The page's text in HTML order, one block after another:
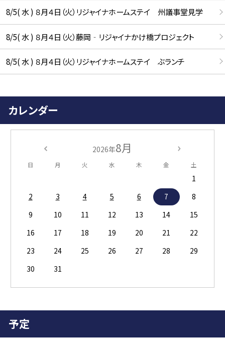
8/5( 水 ) ８月４日（火）リジャイナホームステイ 州議事堂見学
8/5( 水 ) ８月４日（火）藤岡‐リジャイナかけ橋プロジェクト
8/5( 水 ) ８月４日（火）リジャイナホームステイ ぶランチ
カレンダー
2026年8月
日 月 火 水 木 金 土
1
2
3 4 5 6 7
8
9
10 11 12 13 14
15
16
17 18 19 20 21
22
23
24 25 26 27 28
29
30
31
予定